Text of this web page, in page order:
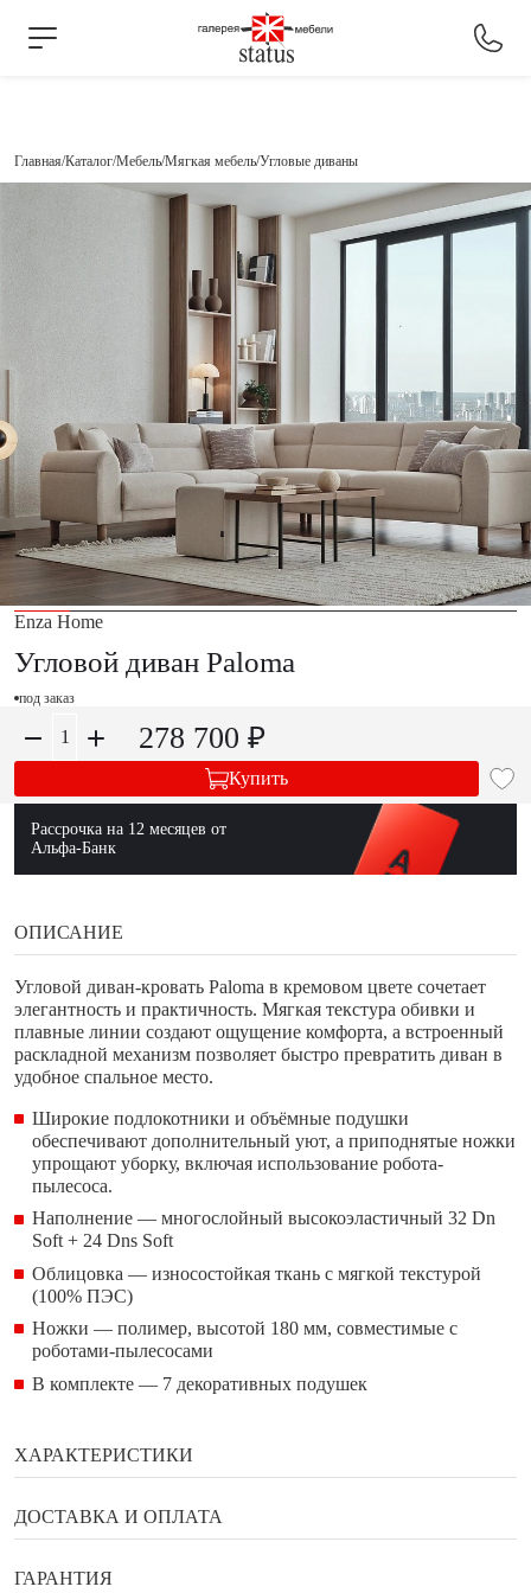
Главная Каталог Мебель Мягкая мебель Угловые диваны
Enza Home
Угловой диван Paloma
под заказ
278 700 ₽
Купить
Рассрочка на 12 месяцев от
Альфа-Банк
ОПИСАНИЕ
Угловой диван-кровать Paloma в кремовом цвете сочетает
элегантность и практичность. Мягкая текстура обивки и
плавные линии создают ощущение комфорта, а встроенный
раскладной механизм позволяет быстро превратить диван в
удобное спальное место.
Широкие подлокотники и объёмные подушки
обеспечивают дополнительный уют, а приподнятые ножки
упрощают уборку, включая использование робота-
пылесоса.
Наполнение — многослойный высокоэластичный 32 Dn
Soft + 24 Dns Soft
Облицовка — износостойкая ткань с мягкой текстурой
(100% ПЭС)
Ножки — полимер, высотой 180 мм, совместимые с
роботами-пылесосами
В комплекте — 7 декоративных подушек
ХАРАКТЕРИСТИКИ
Бренд
ДОСТАВКА И ОПЛАТА
ГАРАНТИЯ